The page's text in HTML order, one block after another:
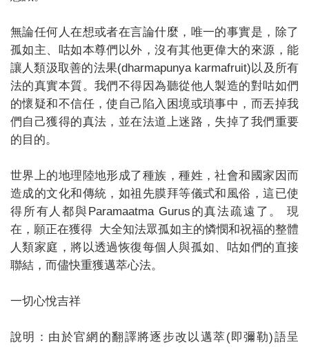
無論任何人在想或者在言論什麼，唯一的事實是，除了
孤如主、咕如本尊們以外，沒有其他更偉大的來源，能
讓人類汲取善的法果(dharmapunya karmafruit)以及所有
法的真實本質。我們不得因為聽從他人製造的對咕如們
的懷疑和不信任，使自己陷入困境或瑣事中，而丟掉我
們自己獲得的真法，並在法道上迷路，失掉了我們重要
的目的。
世界上的地理陸地形成了種族，種姓，社會和國家因而
造成的文化和傳統，如祖先膜拜等儀式和風俗，這已使
得所有人都與Paramaatma Gurus的真法疏遠了。 現
在，願正在獲得 大全知法眾孤如主的憐憫和祝福的整體
人類家庭，將以透過恢復每個人與孤如、咕如們的直接
聯結，而儘快重獲邁萃心法。
一切心悅吉祥
說明：由於官網的翻譯將逐步改以邁萃(即彌勒)語呈